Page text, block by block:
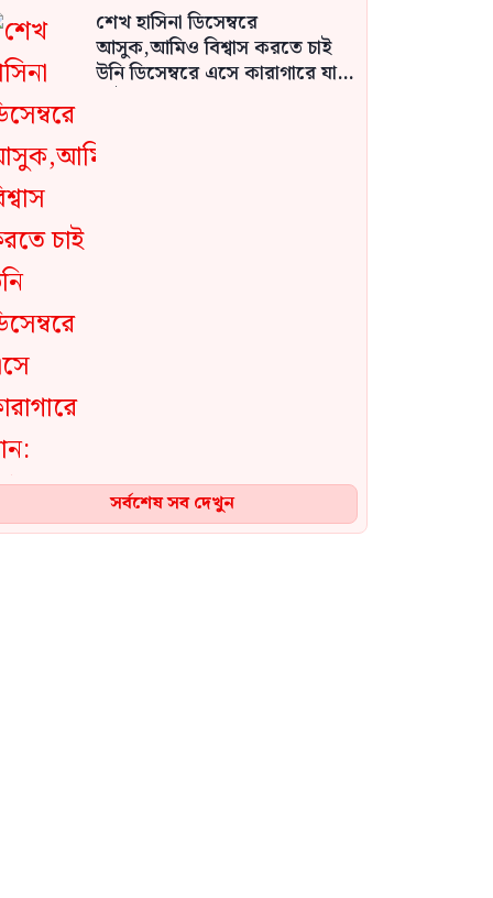
শেখ হাসিনা ডিসেম্বরে
আসুক,আমিও বিশ্বাস করতে চাই
উনি ডিসেম্বরে এসে কারাগারে যান:
সর্বশেষ সব দেখুন